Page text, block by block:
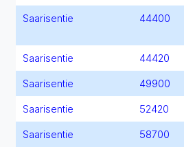
Saarisentie 44400
Saarisentie 44420
Saarisentie 49900
Saarisentie 52420
Saarisentie 58700